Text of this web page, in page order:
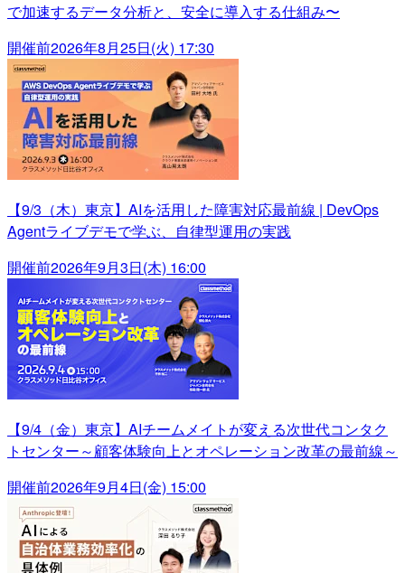
で加速するデータ分析と、安全に導入する仕組み〜
開催前2026年8月25日(火) 17:30
【9/3（木）東京】AIを活用した障害対応最前線 | DevOps
Agentライブデモで学ぶ、自律型運用の実践
開催前2026年9月3日(木) 16:00
【9/4（金）東京】AIチームメイトが変える次世代コンタク
トセンター～顧客体験向上とオペレーション改革の最前線～
開催前2026年9月4日(金) 15:00